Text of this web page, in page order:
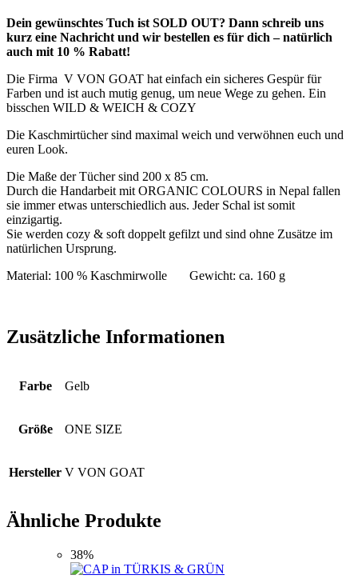
Dein gewünschtes Tuch ist SOLD OUT? Dann schreib uns
kurz eine Nachricht und wir bestellen es für dich – natürlich
auch mit 10 % Rabatt!
Die Firma V VON GOAT hat einfach ein sicheres Gespür für
Farben und ist auch mutig genug, um neue Wege zu gehen. Ein
bisschen WILD & WEICH & COZY
Die Kaschmirtücher sind maximal weich und verwöhnen euch und
euren Look.
Die Maße der Tücher sind 200 x 85 cm.
Durch die Handarbeit mit ORGANIC COLOURS in Nepal fallen
sie immer etwas unterschiedlich aus. Jeder Schal ist somit
einzigartig.
Sie werden cozy & soft doppelt gefilzt und sind ohne Zusätze im
natürlichen Ursprung.
Material: 100 % Kaschmirwolle Gewicht: ca. 160 g
Zusätzliche Informationen
Farbe Gelb
Größe ONE SIZE
Hersteller V VON GOAT
Ähnliche Produkte
38%